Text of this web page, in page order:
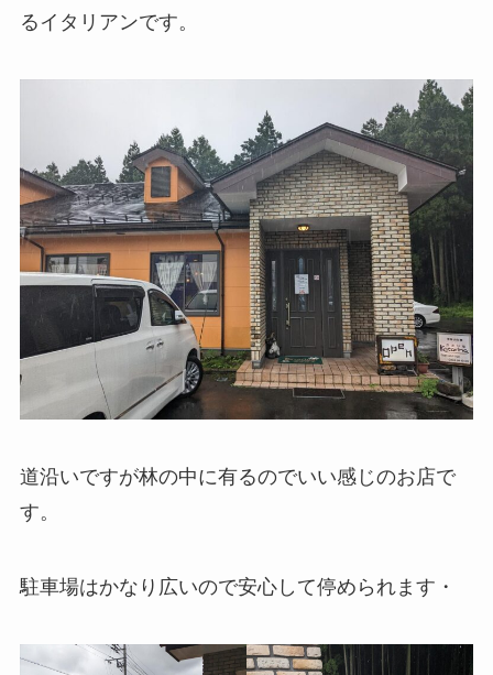
るイタリアンです。
道沿いですが林の中に有るのでいい感じのお店で
す。
駐車場はかなり広いので安心して停められます・